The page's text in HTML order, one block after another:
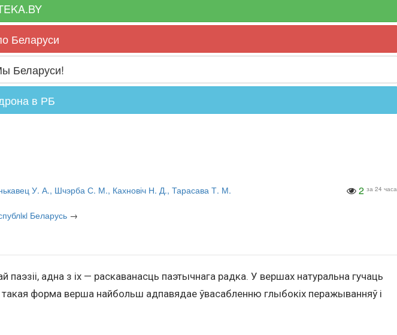
Беларуси
Беларуси!
в РБ
2 за 24 часа
У. А., Шчэрба С. М., Кахновіч Н. Д., Тарасава Т. М.
Беларусь →
адна з іх — раскаванасць паэтычнага радка. У вершах натуральна гучаць
форма верша найбольш адпавядае ўвасабленню глыбокіх перажыванняў і